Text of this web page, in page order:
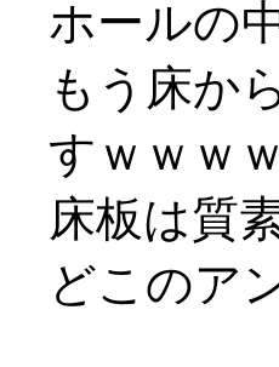
ホールの
もう床か
すｗｗｗ
床板は質
どこのア